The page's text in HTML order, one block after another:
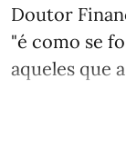
Doutor
"é como se
aqueles que